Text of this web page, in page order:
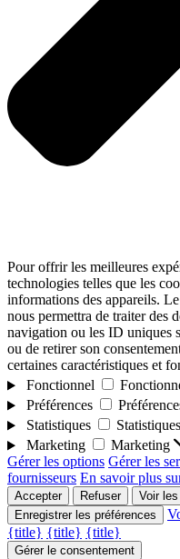
Pour offrir les meilleures
technologies telles que les
informations des appareils.
nous permettra de traiter des
navigation ou les ID uniques
ou de retirer son
certaines caractéristiques et
Fonctionnel
Préférences
Statistiques
Statistiques
Marketing
Marketing
Gérer les options Gérer les
fournisseurs En savoir plus
Accepter Refuser
Voir
Enregistrer les préférences
{title} {title} {title}
Gérer le consentement